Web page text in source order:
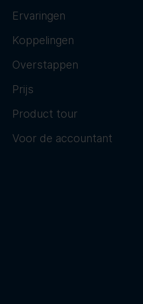
Ervaringen
Koppelingen
Overstappen
Prijs
Product tour
Voor de accountant